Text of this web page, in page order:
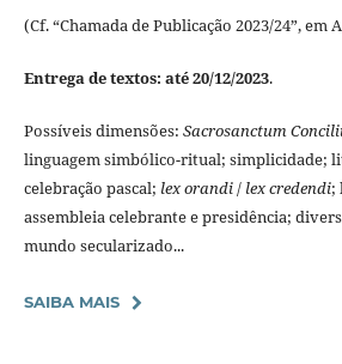
(Cf. “Chamada de Publicação 2023/24”, em
Entrega de textos: até 20/12/2023.
Possíveis dimensões: Sacrosanctum
linguagem simbólico-ritual; simplicidade;
celebração pascal; lex orandi/ lex credendi;
assembleia celebrante e presidência;
mundo secularizado...
SAIBA MAIS